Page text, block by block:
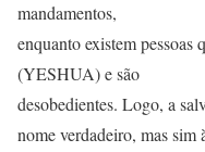
mandamentos,
enquanto existem pessoas
(YESHUA) e são
desobedientes. Logo, a
nome verdadeiro, mas sim